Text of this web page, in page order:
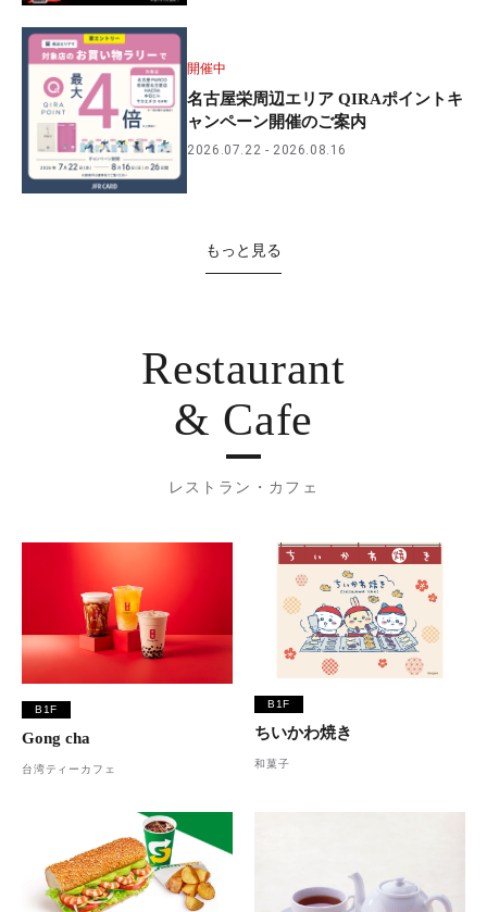
開催中
名古屋栄周辺エリア QIRAポイントキ
ャンペーン開催のご案内
2026.07.22 2026.08.16
もっと見る
Restaurant
& Cafe
レストラン・カフェ
B1F
Gong cha
台湾ティーカフェ
B1F
ちいかわ焼き
和菓子